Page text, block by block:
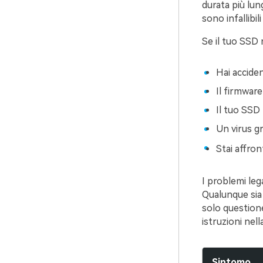
durata più
sono infallibili
Se il tuo SSD
Hai
Il
Il tuo
Un virus
Stai
I problemi
Qualunque
solo
istruzioni